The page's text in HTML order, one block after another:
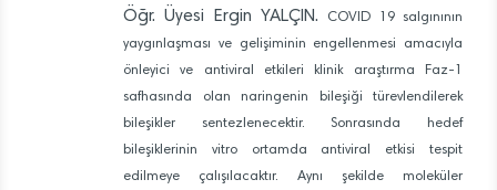
Öğr. Üyesi Ergin YALÇIN.
COVID 19 salgınının
yaygınlaşması ve gelişiminin engellenmesi amacıyla
önleyici ve antiviral etkileri klinik araştırma Faz-1
safhasında olan naringenin bileşiği türevlendilerek
bileşikler sentezlenecektir. Sonrasında hedef
bileşiklerinin vitro ortamda antiviral etkisi tespit
edilmeye çalışılacaktır. Aynı şekilde moleküler